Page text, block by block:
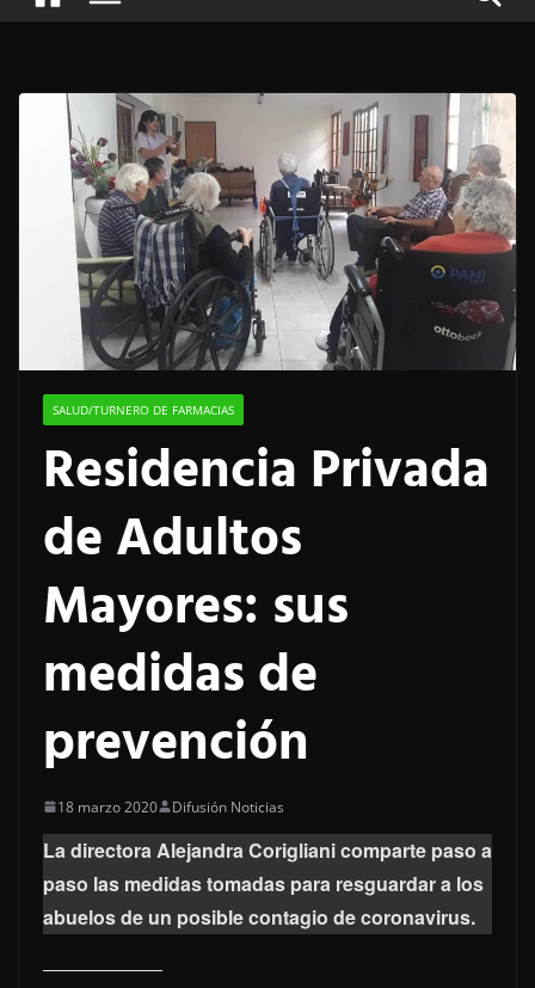
SALUD/TURNERO DE FARMACIAS
Residencia Privada
de Adultos
Mayores: sus
medidas de
prevención
18 marzo 2020 Difusión Noticias
La directora Alejandra Corigliani comparte paso a
paso las medidas tomadas para resguardar a los
abuelos de un posible contagio de coronavirus.